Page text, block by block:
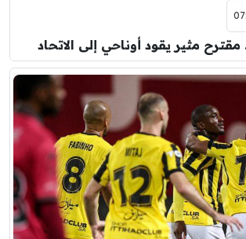
مقترح مثير يقود أوناحي إلى الاتحاد